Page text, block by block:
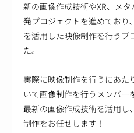
新の画像作成技術やXR、メ
発プロジェクトを進めており
を活用した映像制作を行うプ
た。
実際に映像制作を行うにあた
いて画像制作を行うメンバー
最新の画像作成技術を活用し
制作をお任せします！